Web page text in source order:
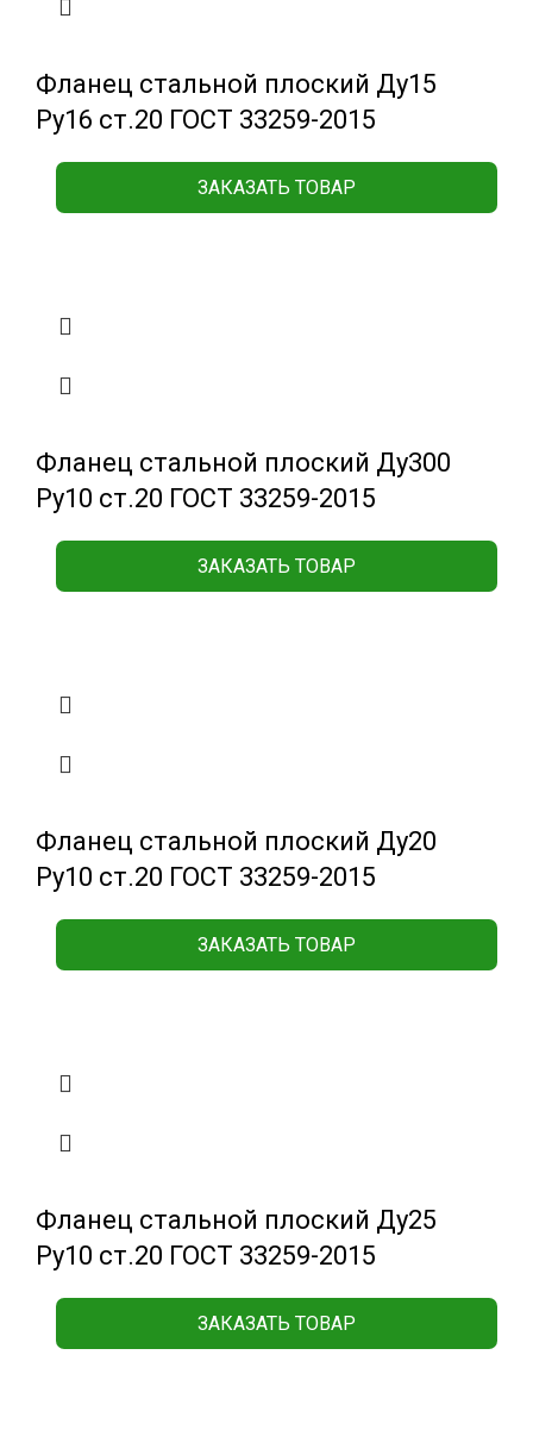
Фланец стальной плоский Ду15
Ру16 ст.20 ГОСТ 33259-2015
ЗАКАЗАТЬ ТОВАР
Фланец стальной плоский Ду300
Ру10 ст.20 ГОСТ 33259-2015
ЗАКАЗАТЬ ТОВАР
Фланец стальной плоский Ду20
Ру10 ст.20 ГОСТ 33259-2015
ЗАКАЗАТЬ ТОВАР
Фланец стальной плоский Ду25
Ру10 ст.20 ГОСТ 33259-2015
ЗАКАЗАТЬ ТОВАР